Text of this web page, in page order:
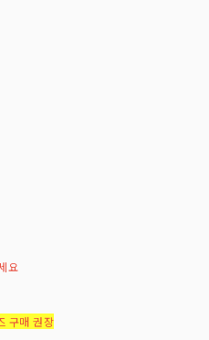
요
구매 권장